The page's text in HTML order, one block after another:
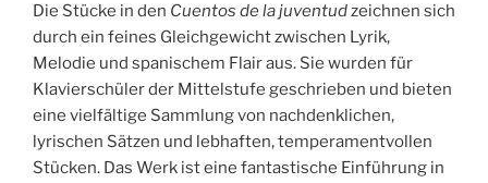
Die Stücke in den Cuentos de la juventudzeichnen sich
durch ein feines Gleichgewicht zwischen Lyrik,
Melodie und spanischem Flair aus. Sie wurden für
Klavierschüler der Mittelstufe geschrieben und bieten
eine vielfältige Sammlung von nachdenklichen,
lyrischen Sätzen und lebhaften, temperamentvollen
Stücken. Das Werk ist eine fantastische Einführung in